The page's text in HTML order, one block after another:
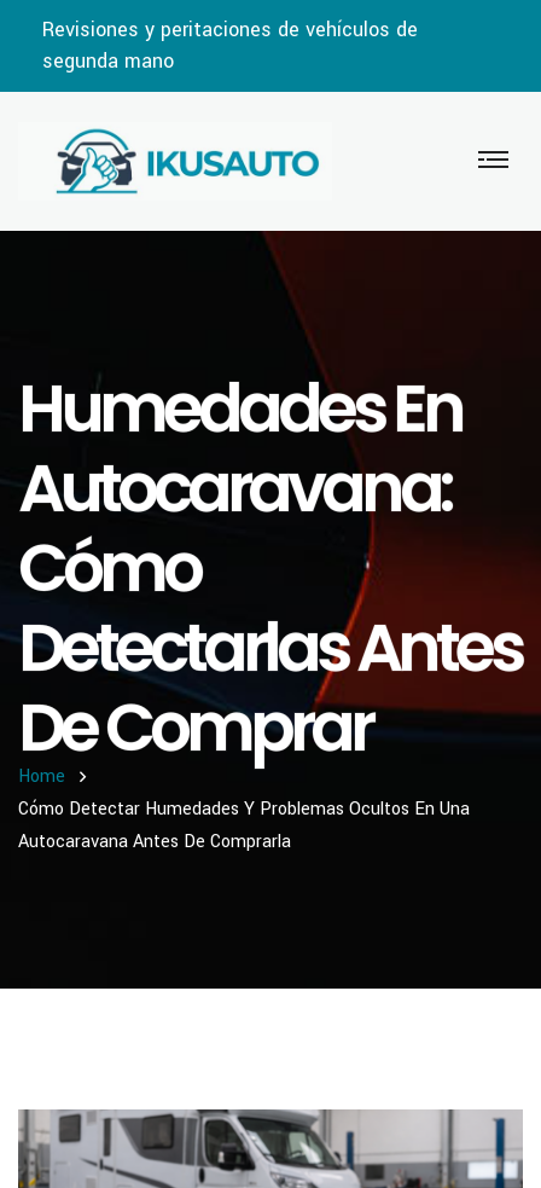
Revisiones y peritaciones de vehículos de
segunda mano
Humedades En
Autocaravana:
Cómo
Detectarlas Antes
De Comprar
Home
Cómo Detectar Humedades Y Problemas Ocultos En Una
Autocaravana Antes De Comprarla